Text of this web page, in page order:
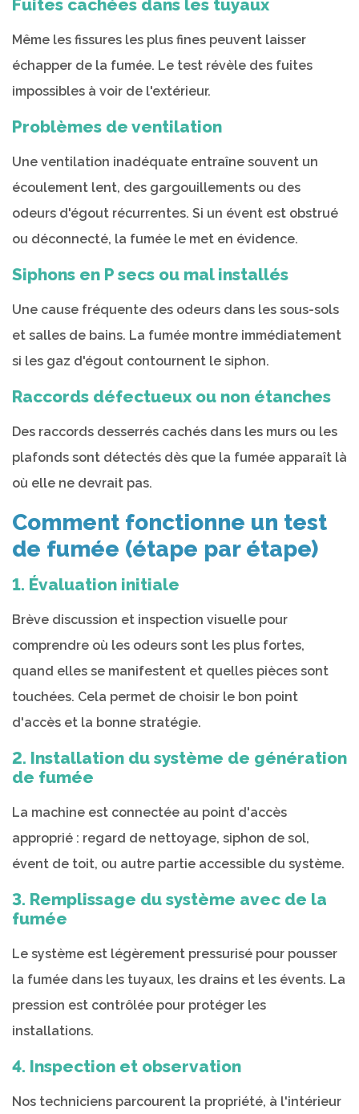
Fuites cachées dans les tuyaux
Même les fissures les plus fines peuvent laisser
échapper de la fumée. Le test révèle des fuites
impossibles à voir de l'extérieur.
Problèmes de ventilation
Une ventilation inadéquate entraîne souvent un
écoulement lent, des gargouillements ou des
odeurs d'égout récurrentes. Si un évent est obstrué
ou déconnecté, la fumée le met en évidence.
Siphons en P secs ou mal installés
Une cause fréquente des odeurs dans les sous-sols
et salles de bains. La fumée montre immédiatement
si les gaz d'égout contournent le siphon.
Raccords défectueux ou non étanches
Des raccords desserrés cachés dans les murs ou les
plafonds sont détectés dès que la fumée apparaît là
où elle ne devrait pas.
Comment fonctionne un test
de fumée (étape par étape)
1. Évaluation initiale
Brève discussion et inspection visuelle pour
comprendre où les odeurs sont les plus fortes,
quand elles se manifestent et quelles pièces sont
touchées. Cela permet de choisir le bon point
d'accès et la bonne stratégie.
2. Installation du système de génération
de fumée
La machine est connectée au point d'accès
approprié : regard de nettoyage, siphon de sol,
évent de toit, ou autre partie accessible du système.
3. Remplissage du système avec de la
fumée
Le système est légèrement pressurisé pour pousser
la fumée dans les tuyaux, les drains et les évents. La
pression est contrôlée pour protéger les
installations.
4. Inspection et observation
Nos techniciens parcourent la propriété, à l'intérieur